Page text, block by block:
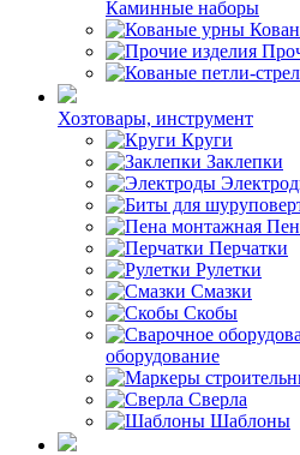
Каминные наборы
Хозтовары, инструмент
Круги
Заклепки
Перчатки
Рулетки
Смазки
Скобы
оборудование
Сверла
Шаблоны